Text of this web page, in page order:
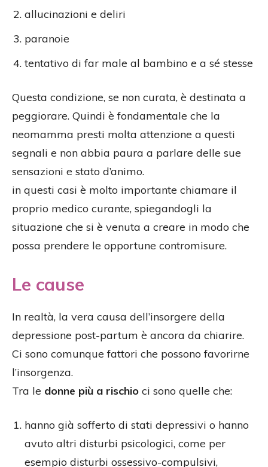
allucinazioni e deliri
paranoie
tentativo di far male al bambino e a sé stesse
Questa condizione, se non curata, è destinata a
peggiorare. Quindi è fondamentale che la
neomamma presti molta attenzione a questi
segnali e non abbia paura a parlare delle sue
sensazioni e stato d’animo.
in questi casi è molto importante chiamare il
proprio medico curante, spiegandogli la
situazione che si è venuta a creare in modo che
possa prendere le opportune contromisure.
Le cause
In realtà, la vera causa dell’insorgere della
depressione post-partum è ancora da chiarire.
Ci sono comunque fattori che possono favorirne
l’insorgenza.
Tra le donne più a rischio ci sono quelle che:
hanno già sofferto di stati depressivi o hanno
avuto altri disturbi psicologici, come per
esempio disturbi ossessivo-compulsivi,